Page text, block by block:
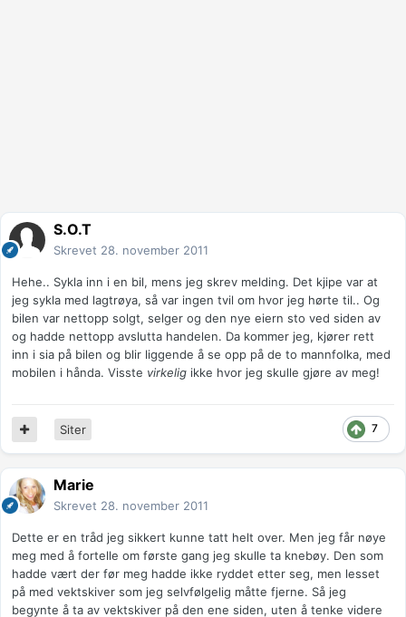
S.O.T
Skrevet 28. november 2011
Hehe.. Sykla inn i en bil, mens jeg skrev melding. Det kjipe var at
jeg sykla med lagtrøya, så var ingen tvil om hvor jeg hørte til.. Og
bilen var nettopp solgt, selger og den nye eiern sto ved siden av
og hadde nettopp avslutta handelen. Da kommer jeg, kjører rett
inn i sia på bilen og blir liggende å se opp på de to mannfolka, med
mobilen i hånda. Visste virkelig ikke hvor jeg skulle gjøre av meg!
7
Siter
Marie
Skrevet 28. november 2011
Dette er en tråd jeg sikkert kunne tatt helt over. Men jeg får nøye
meg med å fortelle om første gang jeg skulle ta knebøy. Den som
hadde vært der før meg hadde ikke ryddet etter seg, men lesset
på med vektskiver som jeg selvfølgelig måtte fjerne. Så jeg
begynte å ta av vektskiver på den ene siden, uten å tenke videre